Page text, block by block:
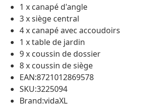
1 x canapé d'angle
3 x siège central
4 x canapé avec accoudoirs
1 x table de jardin
9 x coussin de dossier
8 x coussin de siège
EAN:8721012869578
SKU:3225094
Brand:vidaXL